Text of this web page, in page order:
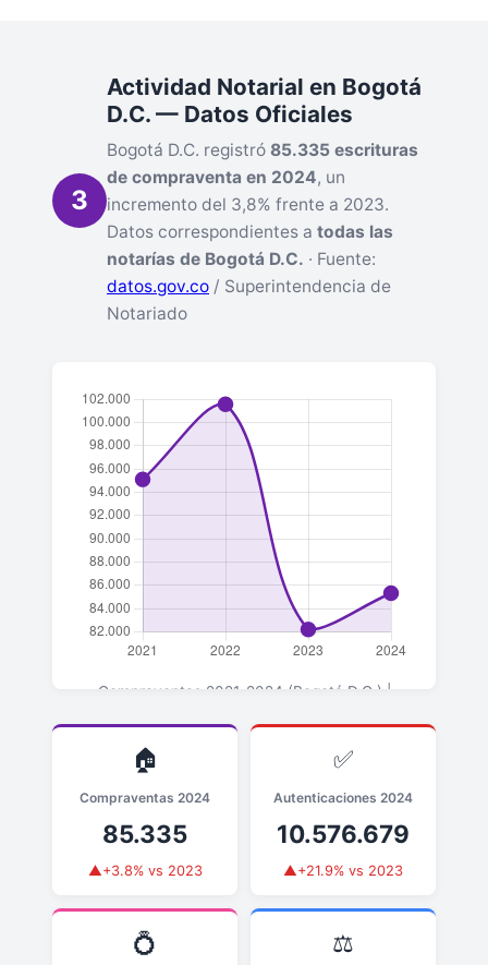
3
Actividad Notarial en Bogotá
D.C. — Datos Oficiales
Bogotá D.C. registró 85.335 escrituras
de compraventa en 2024, un
incremento del 3,8% frente a 2023.
Datos correspondientes a todas las
notarías de Bogotá D.C. · Fuente:
datos.gov.co / Superintendencia de
Notariado
Compraventas 2021-2024 (Bogotá D.C.) |
🏠
Compraventas 2024
85.335
▲+3.8% vs 2023
✅
Autenticaciones 2024
10.576.679
▲+21.9% vs 2023
💍 ⚖️